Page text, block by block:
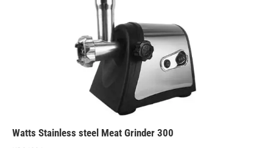
300 Watts Stainless steel Meat Grinder